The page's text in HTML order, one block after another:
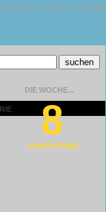
| Impressum | Version 1.13.0.9
DIE WOCHE...
8
KOMFORTABEL